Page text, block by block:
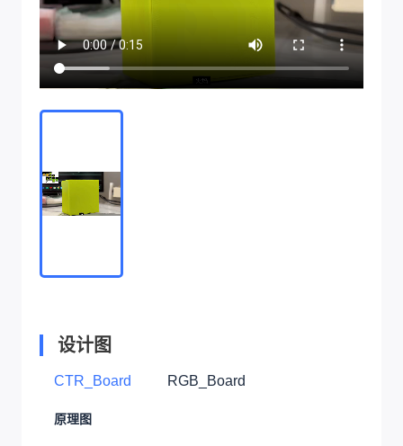
设计图
CTR_Board RGB_Board
原理图